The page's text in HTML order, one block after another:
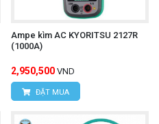
Ampe kìm AC KYORITSU 2127R
(1000A)
2,950,500 VND
ĐẶT MUA